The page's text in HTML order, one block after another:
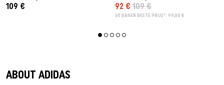
109 €
92 € 109 €
30 DAGEN BESTE PRIJS*: 99,00 €
ABOUT ADIDAS